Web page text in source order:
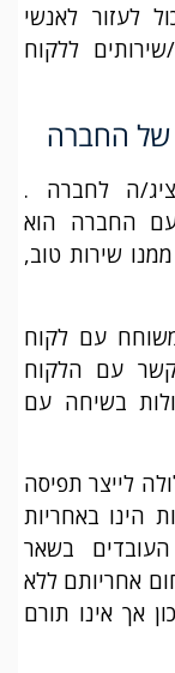
לעזור לאנשי
ללקוח
של החברה
ה לחברה .
החברה הוא
שירות טוב,
עם לקוח
עם הלקוח
בשיחה עם
לייצר תפיסה
הינו באחריות
בשאר
אחריותם ללא
אך אינו תורם